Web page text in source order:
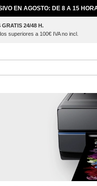
EN AGOSTO: DE 8 A 15
GRATIS 24/48 H.
superiores a 100€ IVA no incl.